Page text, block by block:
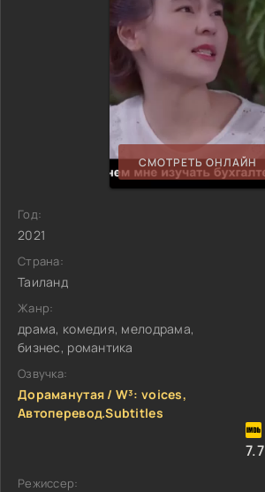
СМОТРЕТЬ ОНЛАЙН
Год:
2021
Страна:
Таиланд
Жанр:
драма, комедия, мелодрама,
бизнес, романтика
Озвучка:
Дораманутая / W³: voices,
Автоперевод.Subtitles
7.7
Режиссер: